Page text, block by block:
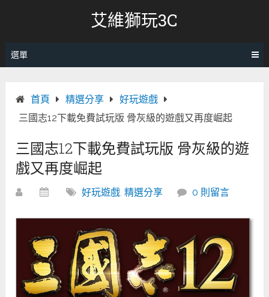
艾維獅玩3C
選單
首頁 精選分享
好玩遊戲
三國志12下載免費試玩版 骨灰級的遊戲又再度崛起
三國志12下載免費試玩版 骨灰級的遊
戲又再度崛起
好玩遊戲,精選分享 0 則留言